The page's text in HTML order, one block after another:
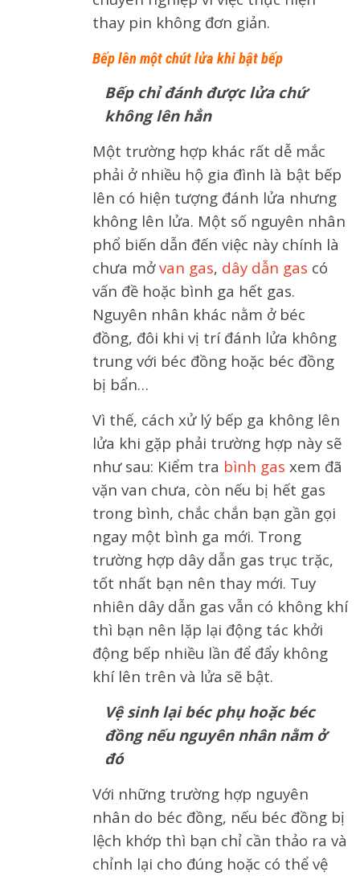
thay pin không đơn giản.
Bếp lên một chút lửa khi bật bếp
Bếp chỉ đánh được lửa chứ
không lên hẳn
Một trường hợp khác rất dễ mắc
phải ở nhiều hộ gia đình là bật bếp
lên có hiện tượng đánh lửa nhưng
không lên lửa. Một số nguyên nhân
phổ biến dẫn đến việc này chính là
chưa mởvan gas, dây dẫn gas có
vấn đề hoặc bình ga hết gas.
Nguyên nhân khác nằm ở béc
đồng, đôi khi vị trí đánh lửa không
trung với béc đồng hoặc béc đồng
bị bẩn…
Vì thế, cách xử lý bếp ga không lên
lửa khi gặp phải trường hợp này sẽ
như sau: Kiểm tra bình gas xem đã
vặn van chưa, còn nếu bị hết gas
trong bình, chắc chắn bạn gần gọi
ngay một bình ga mới. Trong
trường hợp dây dẫn gas trục trặc,
tốt nhất bạn nên thay mới. Tuy
nhiên dây dẫn gas vẫn có không khí
thì bạn nên lặp lại động tác khởi
động bếp nhiều lần để đẩy không
khí lên trên và lửa sẽ bật.
Vệ sinh lại béc phụ hoặc béc
đồng nếu nguyên nhân nằm ở
đó
Với những trường hợp nguyên
nhân do béc đồng, nếu béc đồng bị
lệch khớp thì bạn chỉ cần thảo ra và
chỉnh lại cho đúng hoặc có thể vệ